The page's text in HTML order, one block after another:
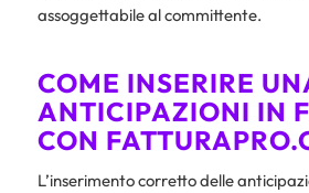
assoggettabile al committente.
COME INSERIRE
ANTICIPAZIONI IN
CON
L’inserimento corretto delle